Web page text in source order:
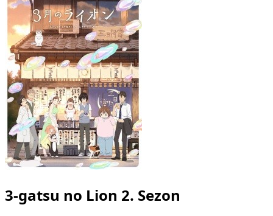
3-gatsu no Lion 2. Sezon